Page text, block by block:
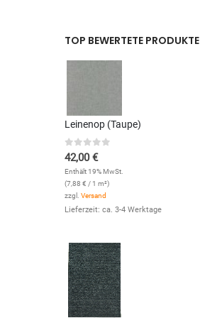
TOP BEWERTETE PRODUKTE
Leinenop (Taupe)
0out of 5
42,00€
Enthält 19% MwSt.
(7,88 € / 1 m²)
zzgl. Versand
Lieferzeit: ca. 3-4 Werktage